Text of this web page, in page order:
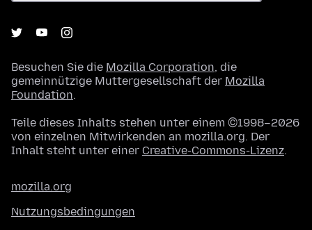
Besuchen Sie die Mozilla Corporation, die
gemeinnützige Muttergesellschaft der Mozilla
Foundation.
Teile dieses Inhalts stehen unter einem ©1998–2026
von einzelnen Mitwirkenden an mozilla.org. Der
Inhalt steht unter einer Creative-Commons-Lizenz.
mozilla.org
Nutzungsbedingungen